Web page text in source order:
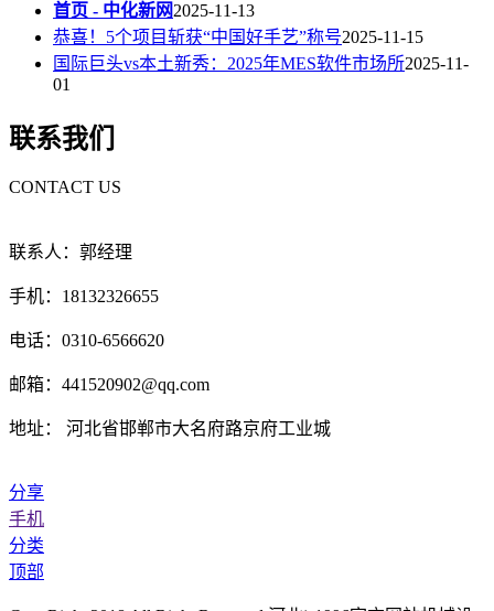
首页 - 中化新网2025-11-13
恭喜！5个项目斩获“中国好手艺”称号2025-11-15
国际巨头vs本土新秀：2025年MES软件市场所2025-11-
01
联系我们
CONTACT US
联系人：郭经理
手机：18132326655
电话：0310-6566620
邮箱：441520902@qq.com
地址： 河北省邯郸市大名府路京府工业城
分享
手机
分类
顶部